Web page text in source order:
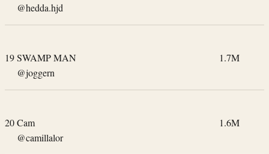
@hedda.hjd
19SWAMP MAN
@joggern
1.7M
20Cam
@camillalor
1.6M